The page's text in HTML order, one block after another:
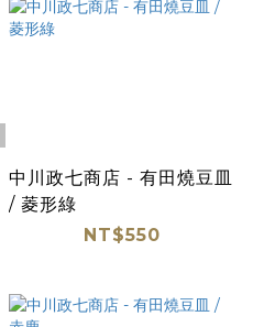
中川政七商店 - 有田燒豆皿
/ 菱形綠
NT$550